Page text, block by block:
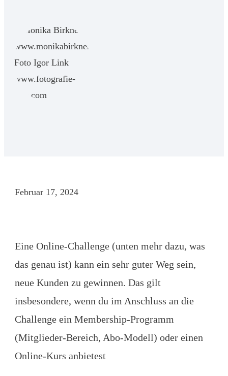
Februar 17, 2024
Eine Online-Challenge (unten mehr dazu, was
das genau ist) kann ein sehr guter Weg sein,
neue Kunden zu gewinnen. Das gilt
insbesondere, wenn du im Anschluss an die
Challenge ein Membership-Programm
(Mitglieder-Bereich, Abo-Modell) oder einen
Online-Kurs anbietest